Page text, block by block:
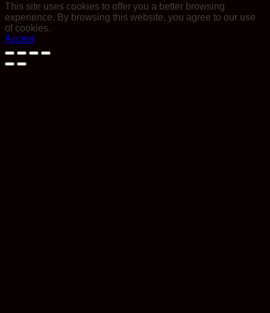
This site uses cookies to offer you a better browsing
experience. By browsing this website, you agree to our use
of cookies.
Accept